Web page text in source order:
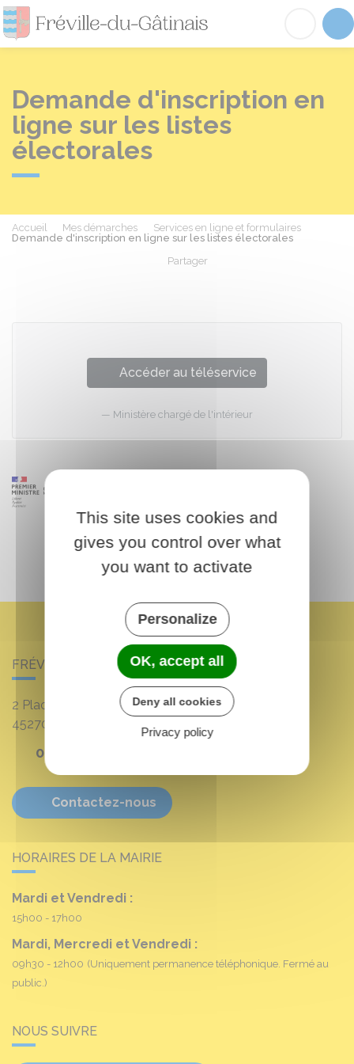
Fréville-du-
Demande d'inscription en
ligne sur les listes
électorales
Accueil Mes démarches
Services en ligne et formulaires
Demande d'inscription en ligne sur les listes électorales
Partager
Accéder au téléservice
Ministère chargé de l'intérieur
FRÉVILLE-DU-GÂTINAIS
2 Place Louis Croum
45270
02 38 90 11 16
Contactez-nous
HORAIRES DE LA MAIRIE
Mardi et Vendredi :
15h00 - 17h00
Mardi, Mercredi et Vendredi :
09h30 - 12h00 (Uniquement permanence téléphonique. Fermé au
public.)
NOUS SUIVRE
This site uses cookies and
gives you control over what
you want to activate
Personalize
OK, accept all
Deny all cookies
Privacy policy